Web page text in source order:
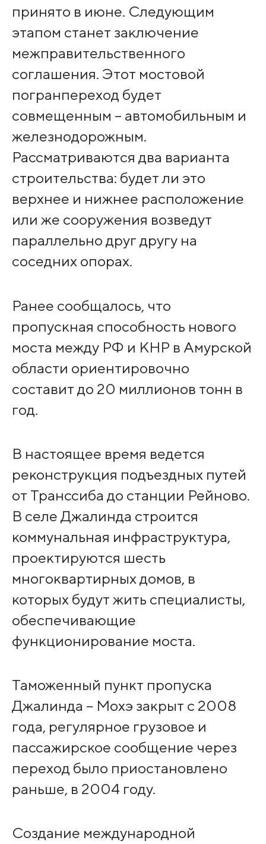
принято в июне. Следующим
этапом станет заключение
межправительственного
соглашения. Этот мостовой
погранпереход будет
совмещенным – автомобильным и
железнодорожным.
Рассматриваются два варианта
строительства: будет ли это
верхнее и нижнее расположение
или же сооружения возведут
параллельно друг другу на
соседних опорах.
Ранее сообщалось, что
пропускная способность нового
моста между РФ и КНР в Амурской
области ориентировочно
составит до 20 миллионов тонн в
год.
В настоящее время ведется
реконструкция подъездных путей
от Транссиба до станции Рейново.
В селе Джалинда строится
коммунальная инфраструктура,
проектируются шесть
многоквартирных домов, в
которых будут жить специалисты,
обеспечивающие
функционирование моста.
Таможенный пункт пропуска
Джалинда – Мохэ закрыт с 2008
года, регулярное грузовое и
пассажирское сообщение через
переход было приостановлено
раньше, в 2004 году.
Создание международной